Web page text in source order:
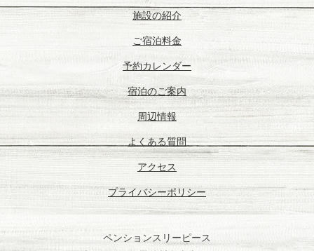
施設の紹介
ご宿泊料金
予約カレンダー
宿泊のご案内
周辺情報
よくある質問
アクセス
プライバシーポリシー
ペンションスリーピース